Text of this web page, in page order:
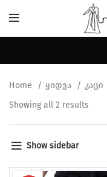
Home ყიდვა კაცი
Showing all 2 results
Show sidebar